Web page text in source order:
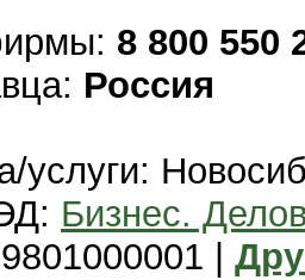
8 800 550
Россия
услуги:
Бизнес.
|